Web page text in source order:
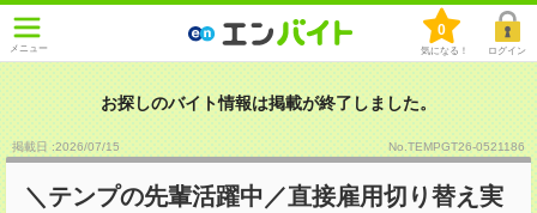
メニュー
0
気になる！ ログイン
お探しのバイト情報は掲載が終了しました。
掲載日 :2026/07/15 No.TEMPGT26-0521186
＼テンプの先輩活躍中／直接雇用切り替え実